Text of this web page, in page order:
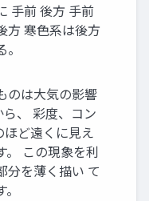
手前 後方 手前
方 寒色系は後方
のは大気の影響
、 彩度、コン
ほど遠くに見え
。 この現象を利
分を薄く描い て